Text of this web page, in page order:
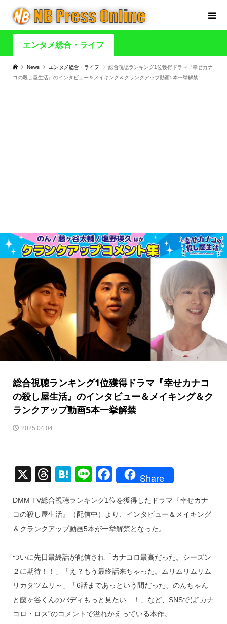
エンタメ総合・ライフ
News エンタメ総合・ライフ
総合視聴ランキング1位獲得ドラマ『幸せカナ
コの殺し屋生活』のインタビュー＆メイキング＆クランクアップ動画5本一挙解禁
総合視聴ランキング1位獲得ドラマ『幸せカナコ
の殺し屋生活』のインタビュー＆メイキング＆ク
ランクアップ動画5本一挙解禁
2025.04.04
X
T
e
a
s
H
e
n
Li
e
F
c
e
o
o
k
Share
DMM TV総合視聴ランキング1位を獲得したドラマ『幸せカナ
コの殺し屋生活』（配信中）より、インタビュー＆メイキング
＆クランクアップ動画5本が一挙解禁となった。
ついに先日最終話が配信され「カナコロ最高だった。シーズン
２に期待！！」「え？もう最終話来ちゃった。ムリムリムリム
リカタツムリ～」「6話まであっという間だった、のんちゃん
と藤ヶ谷くんのバディもっと見たい…！」など、SNSでは‟カナ
コロ・ロス”のコメントで溢れかえっている本作。